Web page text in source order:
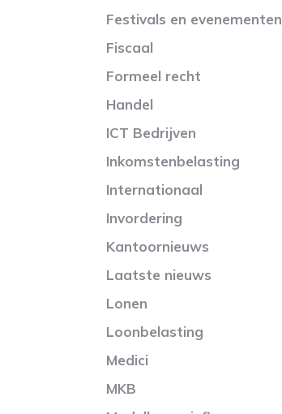
Festivals en evenementen
Fiscaal
Formeel recht
Handel
ICT Bedrijven
Inkomstenbelasting
Internationaal
Invordering
Kantoornieuws
Laatste nieuws
Lonen
Loonbelasting
Medici
MKB